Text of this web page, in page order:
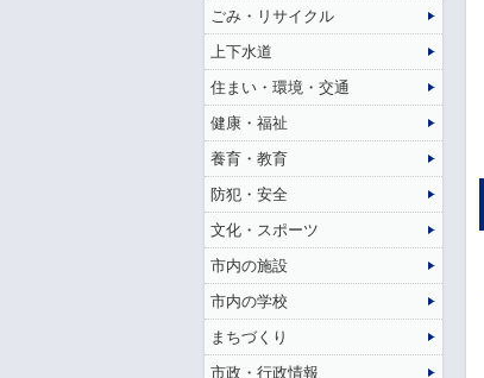
ごみ・リサイクル
上下水道
住まい・環境・交通
健康・福祉
養育・教育
防犯・安全
文化・スポーツ
市内の施設
市内の学校
まちづくり
市政・行政情報